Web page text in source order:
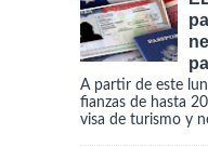
A partir de este
fianzas de hasta
visa de turismo y